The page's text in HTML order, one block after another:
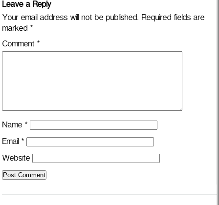
Leave a Reply
Your email address will not be published. Required fields are
marked *
Comment *
Name *
Email *
Website